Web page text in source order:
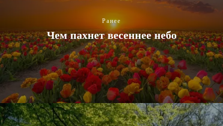
Ранее
Чем пахнет весеннее небо